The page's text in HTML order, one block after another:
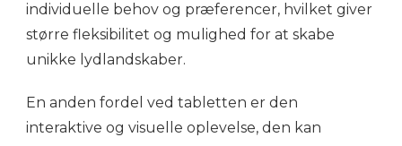
individuelle behov og præferencer, hvilket giver
større fleksibilitet og mulighed for at skabe
unikke lydlandskaber.
En anden fordel ved tabletten er den
interaktive og visuelle oplevelse, den kan